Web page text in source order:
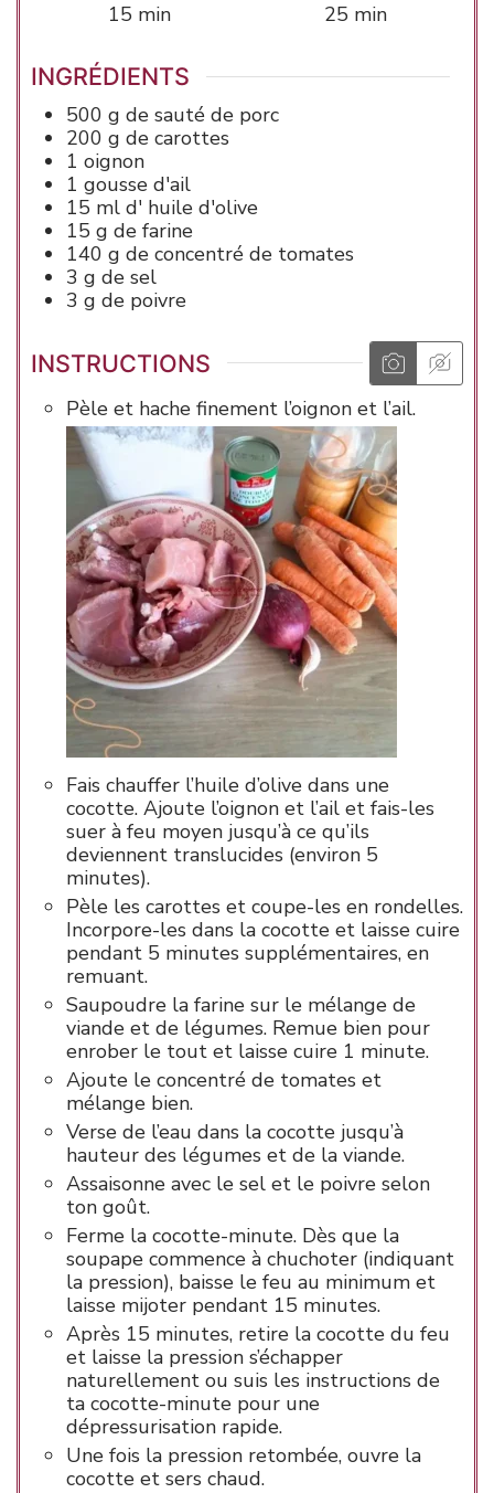
15minutes
min
25minutes
min
INGRÉDIENTS
500 g de sauté de porc
200 g de carottes
1 oignon
1 gousse d'ail
15 ml d' huile d'olive
15 g de farine
140 g de concentré de tomates
3 g de sel
3 g de poivre
INSTRUCTIONS
Pèle et hache finement l’oignon et l’ail.
Fais chauffer l’huile d’olive dans une
cocotte. Ajoute l’oignon et l’ail et fais-les
suer à feu moyen jusqu’à ce qu’ils
deviennent translucides (environ 5
minutes).
Pèle les carottes et coupe-les en rondelles.
Incorpore-les dans la cocotte et laisse cuire
pendant 5 minutes supplémentaires, en
remuant.
Saupoudre la farine sur le mélange de
viande et de légumes. Remue bien pour
enrober le tout et laisse cuire 1 minute.
Ajoute le concentré de tomates et
mélange bien.
Verse de l’eau dans la cocotte jusqu’à
hauteur des légumes et de la viande.
Assaisonne avec le sel et le poivre selon
ton goût.
Ferme la cocotte-minute. Dès que la
soupape commence à chuchoter (indiquant
la pression), baisse le feu au minimum et
laisse mijoter pendant 15 minutes.
Après 15 minutes, retire la cocotte du feu
et laisse la pression s’échapper
naturellement ou suis les instructions de
ta cocotte-minute pour une
dépressurisation rapide.
Une fois la pression retombée, ouvre la
cocotte et sers chaud.